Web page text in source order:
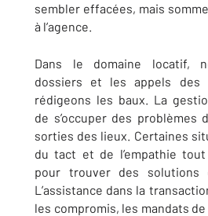
sembler effacées, mais
à l’agence.
Dans le domaine locatif,
dossiers et les appels des
rédigeons les baux. La
de s’occuper des problèmes
sorties des lieux. Certaines
du tact et de l’empathie
pour trouver des solutions
L’assistance dans la
les compromis, les mandats